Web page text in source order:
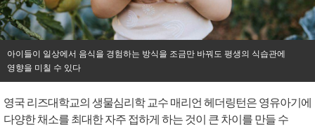
아이들이 일상에서 음식을 경험하는 방식을 조금만 바꿔도 평생의 식습관에
영향을 미칠 수 있다
영국 리즈대학교의 생물심리학 교수 매리언 헤더링턴은 영유아기에
다양한 채소를 최대한 자주 접하게 하는 것이 큰 차이를 만들 수